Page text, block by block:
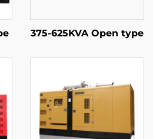
375-625KVA Open type